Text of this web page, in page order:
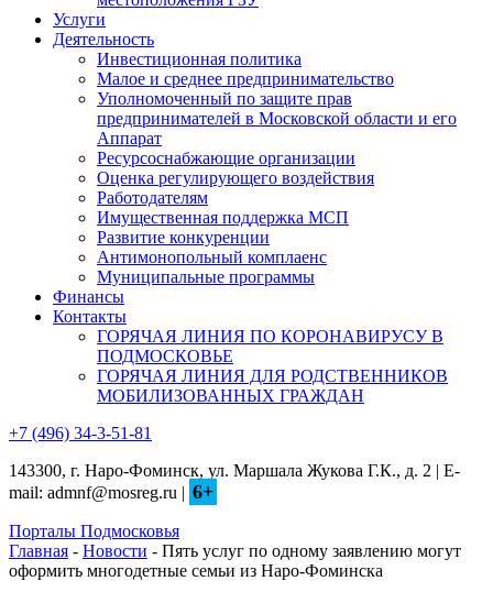
Услуги
Деятельность
Инвестиционная политика
Малое и среднее предпринимательство
Уполномоченный по защите прав
предпринимателей в Московской области и его
Аппарат
Ресурсоснабжающие организации
Оценка регулирующего воздействия
Работодателям
Имущественная поддержка МСП
Развитие конкуренции
Антимонопольный комплаенс
Муниципальные программы
Финансы
Контакты
ГОРЯЧАЯ ЛИНИЯ ПО КОРОНАВИРУСУ В
ПОДМОСКОВЬЕ
ГОРЯЧАЯ ЛИНИЯ ДЛЯ РОДСТВЕННИКОВ
МОБИЛИЗОВАННЫХ ГРАЖДАН
+7 (496) 34-3-51-81
143300, г. Наро-Фоминск, ул. Маршала Жукова Г.К., д. 2 | E-
mail: admnf@mosreg.ru | 6+
Порталы Подмосковья
Главная - Новости - Пять услуг по одному заявлению могут
оформить многодетные семьи из Наро-Фоминска